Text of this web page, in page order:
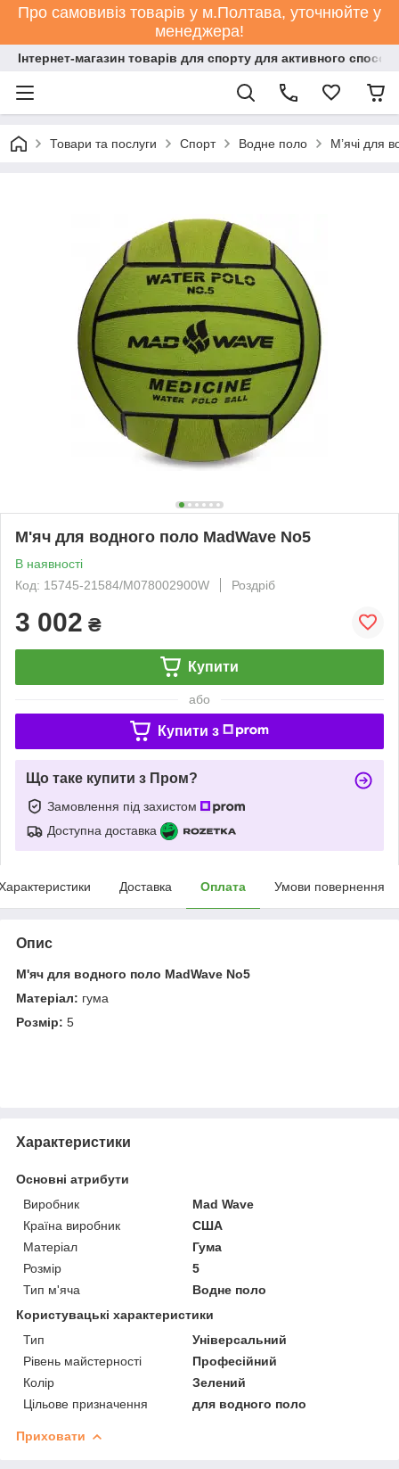
Про самовивіз товарів у м.Полтава, уточнюйте у
менеджера!
Інтернет-магазин товарів для спорту для активного
Товари та послуги Спорт Водне поло М’ячі для
М'яч для водного поло MadWave No5
В наявності
Код: 15745-21584/M078002900W
Роздріб
3 002 ₴
Купити
або
Купити з
Що таке купити з Пром?
Замовлення під захистом
Доступна доставка
Доставка Оплата Умови повернення
Опис
М'яч для водного поло MadWave No5
Матеріал: гума
Розмір: 5
Характеристики
Основні атрибути
Виробник
Mad Wave
Країна виробник
США
Матеріал
Гума
Розмір
5
Тип м'яча
Водне поло
Користувацькі характеристики
Тип
Універсальний
Рівень майстерності
Професійний
Колір
Зелений
Цільове призначення
для водного поло
Приховати